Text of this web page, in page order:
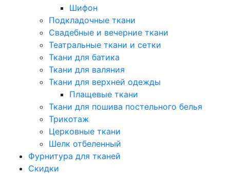
Шифон
Подкладочные ткани
Свадебные и вечерние ткани
Театральные ткани и сетки
Ткани для батика
Ткани для валяния
Ткани для верхней одежды
Плащевые ткани
Ткани для пошива постельного белья
Трикотаж
Церковные ткани
Шелк отбеленный
Фурнитура для тканей
Скидки